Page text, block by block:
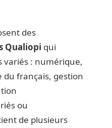
des
Qualiopi qui
variés : numérique,
français, gestion
ou
de plusieurs